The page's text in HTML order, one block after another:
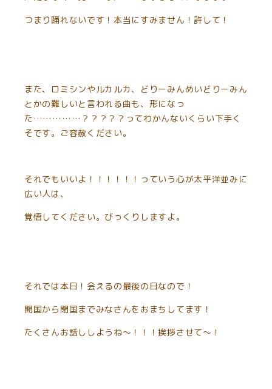
つまり踊れないです！本当にすみません！許して！
また、ロミシンやルカルカ、どりーみんめいどりーみん
とかの難しいと言われる曲も、形になっ
た……………？？？？？ってわかんないくらい下手く
そです。ご容赦ください。
それでもいいよ！！！！！！っていう心が太平洋並みに
広い人は、
覚悟してください。びっくりしますよ。
それでは本日！会えるの最後の日なので！
開国から閉国までみなさんをおまちしてます！
たくさんお話ししようね〜！！！挨拶させて〜！